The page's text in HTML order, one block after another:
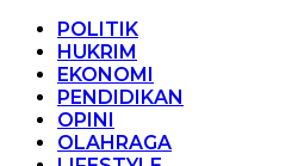
POLITIK
HUKRIM
EKONOMI
PENDIDIKAN
OPINI
OLAHRAGA